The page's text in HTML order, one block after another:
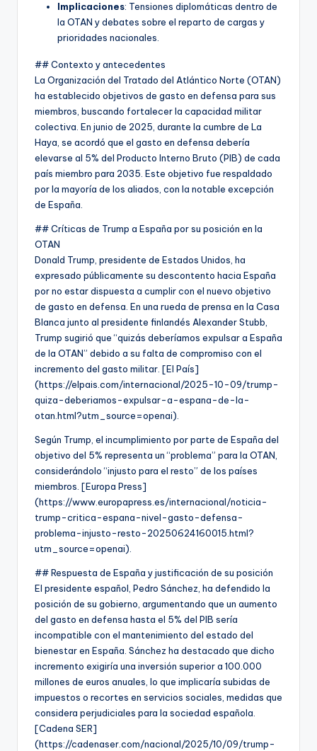
Implicaciones: Tensiones diplomáticas dentro de
la OTAN y debates sobre el reparto de cargas y
prioridades nacionales.
## Contexto y antecedentes
La Organización del Tratado del Atlántico Norte (OTAN)
ha establecido objetivos de gasto en defensa para sus
miembros, buscando fortalecer la capacidad militar
colectiva. En junio de 2025, durante la cumbre de La
Haya, se acordó que el gasto en defensa debería
elevarse al 5% del Producto Interno Bruto (PIB) de cada
país miembro para 2035. Este objetivo fue respaldado
por la mayoría de los aliados, con la notable excepción
de España.
## Críticas de Trump a España por su posición en la
OTAN
Donald Trump, presidente de Estados Unidos, ha
expresado públicamente su descontento hacia España
por no estar dispuesta a cumplir con el nuevo objetivo
de gasto en defensa. En una rueda de prensa en la Casa
Blanca junto al presidente finlandés Alexander Stubb,
Trump sugirió que “quizás deberíamos expulsar a España
de la OTAN” debido a su falta de compromiso con el
incremento del gasto militar. [El País]
(https://elpais.com/internacional/2025-10-09/trump-
quiza-deberiamos-expulsar-a-espana-de-la-
otan.html?utm_source=openai).
Según Trump, el incumplimiento por parte de España del
objetivo del 5% representa un “problema” para la OTAN,
considerándolo “injusto para el resto” de los países
miembros. [Europa Press]
(https://www.europapress.es/internacional/noticia-
trump-critica-espana-nivel-gasto-defensa-
problema-injusto-resto-20250624160015.html?
utm_source=openai).
## Respuesta de España y justificación de su posición
El presidente español, Pedro Sánchez, ha defendido la
posición de su gobierno, argumentando que un aumento
del gasto en defensa hasta el 5% del PIB sería
incompatible con el mantenimiento del estado del
bienestar en España. Sánchez ha destacado que dicho
incremento exigiría una inversión superior a 100.000
millones de euros anuales, lo que implicaría subidas de
impuestos o recortes en servicios sociales, medidas que
considera perjudiciales para la sociedad española.
[Cadena SER]
(https://cadenaser.com/nacional/2025/10/09/trump-